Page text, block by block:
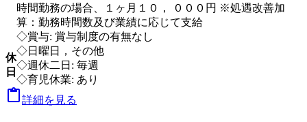
時間勤務の場合、１ヶ月１０， ０００円 ※処遇改善加
算：勤務時間数及び業績に応じて支給
◇賞与: 賞与制度の有無なし
休
日
◇日曜日，その他
◇週休二日: 毎週
◇育児休業: あり
詳細を見る